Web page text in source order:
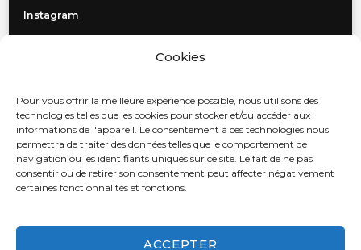
Cookies
Pour vous offrir la meilleure expérience possible, nous utilisons des
technologies telles que les cookies pour stocker et/ou accéder aux
informations de l'appareil. Le consentement à ces technologies nous
permettra de traiter des données telles que le comportement de
navigation ou les identifiants uniques sur ce site. Le fait de ne pas
consentir ou de retirer son consentement peut affecter négativement
certaines fonctionnalités et fonctions.
ACCEPTER
du
produit
Instagram
Politique de confidentialité
Livraison, retours et échanges
Contact